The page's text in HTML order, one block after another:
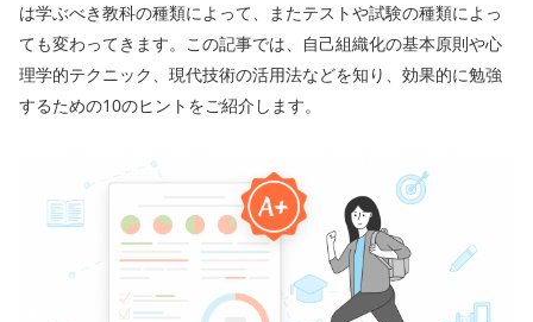
は学ぶべき教科の種類によって、またテストや試験の種類によっ
ても変わってきます。この記事では、自己組織化の基本原則や心
理学的テクニック、現代技術の活用法などを知り、効果的に勉強
するための10のヒントをご紹介します。